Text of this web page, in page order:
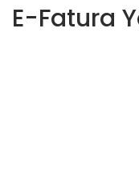
E-Fatura